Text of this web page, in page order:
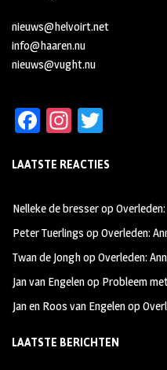
nieuws@helvoirt.net
info@haaren.nu
nieuws@vught.nu
Fa
b
oo
k
In
ag
m
tt
LAATSTE REACTIES
Nelleke de bresserop
Peter Tuerlings opOverleden:
Twan de JonghopOverleden:
Jan van Engelenop Probleem
Jan en Roos van Engelenop
LAATSTE BERICHTEN